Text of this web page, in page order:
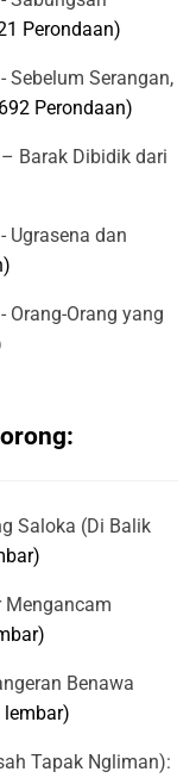
Perondaan)
Sebelum Serangan,
Perondaan)
Barak Dibidik dari
Ugrasena dan
Orang-Orang yang
Saloka (Di Balik
Benawa
lembar)
Tapak Ngliman):